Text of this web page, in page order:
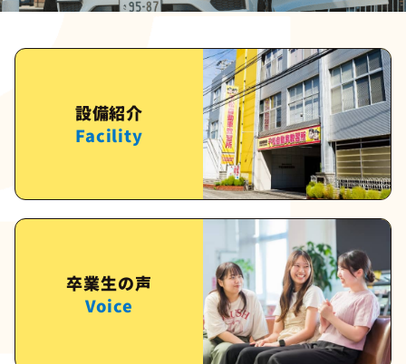
設備紹介
Facility
卒業生の声
Voice